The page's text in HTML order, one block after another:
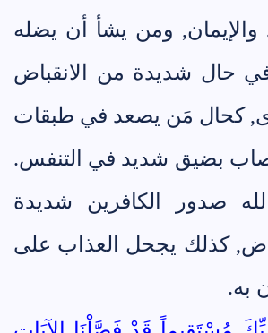
والإيمان, ومن يشأ أن يضله
حال شديدة من الانقباض
كحال مَن يصعد في طبقات
فيصاب بضيق شديد في التنفس.
صدور الكافرين شديدة
كذلك يجحل العذاب على
به.